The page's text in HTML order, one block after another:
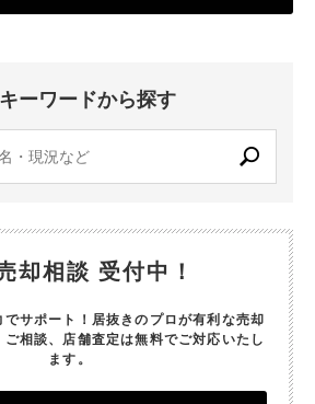
キーワードから探す
却相談 受付中！
でサポート！居抜きのプロが有利な売却
ご相談、店舗査定は無料でご対応いたし
ます。